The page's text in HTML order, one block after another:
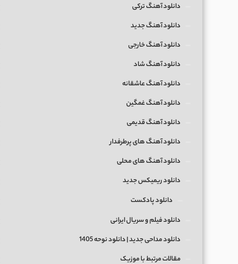
دانلود آهنگ ترکی
دانلود آهنگ جدید
دانلود آهنگ خارجی
دانلود آهنگ شاد
دانلود آهنگ عاشقانه
دانلود آهنگ غمگین
دانلود آهنگ قدیمی
دانلود آهنگ های پرطرفدار
دانلود آهنگ های محلی
دانلود ریمیکس جدید
دانلود پادکست
دانلود فیلم و سریال ایرانی
دانلود مداحی جدید | دانلود نوحه 1405
مقالات مرتبط با موزیک